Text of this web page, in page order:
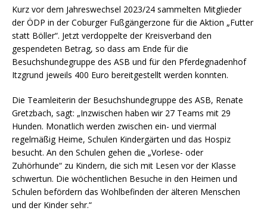
Kurz vor dem Jahreswechsel 2023/24 sammelten Mitglieder
der ÖDP in der Coburger Fußgängerzone für die Aktion „Futter
statt Böller“. Jetzt verdoppelte der Kreisverband den
gespendeten Betrag, so dass am Ende für die
Besuchshundegruppe des ASB und für den Pferdegnadenhof
Itzgrund jeweils 400 Euro bereitgestellt werden konnten.
Die Teamleiterin der Besuchshundegruppe des ASB, Renate
Gretzbach, sagt: „Inzwischen haben wir 27 Teams mit 29
Hunden. Monatlich werden zwischen ein- und viermal
regelmäßig Heime, Schulen Kindergärten und das Hospiz
besucht. An den Schulen gehen die „Vorlese- oder
Zuhörhunde“ zu Kindern, die sich mit Lesen vor der Klasse
schwertun. Die wöchentlichen Besuche in den Heimen und
Schulen befördern das Wohlbefinden der älteren Menschen
und der Kinder sehr.“